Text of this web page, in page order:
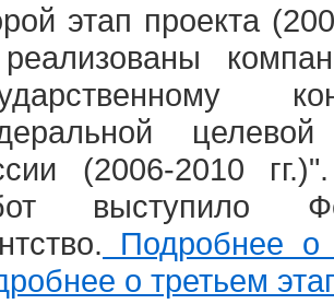
этап проекта
(2006-2010
выступило
Подробнее о
о третьем